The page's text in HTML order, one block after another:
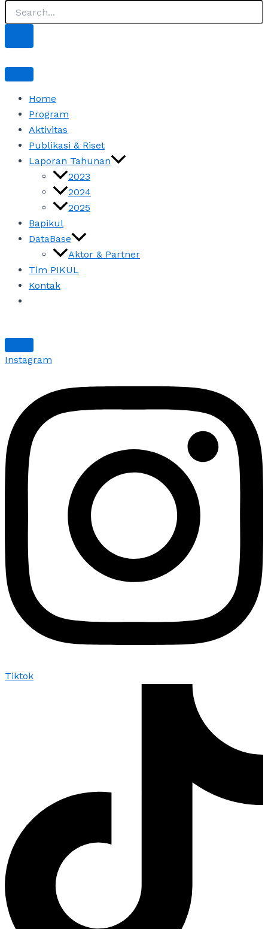
Home
Program
Aktivitas
Publikasi & Riset
Laporan Tahunan
2023
2024
2025
Bapikul
DataBase
Aktor & Partner
Tim PIKUL
Kontak
Instagram
Tiktok